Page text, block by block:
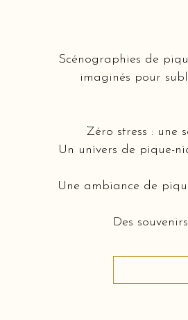
Scénographies de
imaginés pour
Zéro stress : une
Un univers de pique-
Une ambiance de
Des